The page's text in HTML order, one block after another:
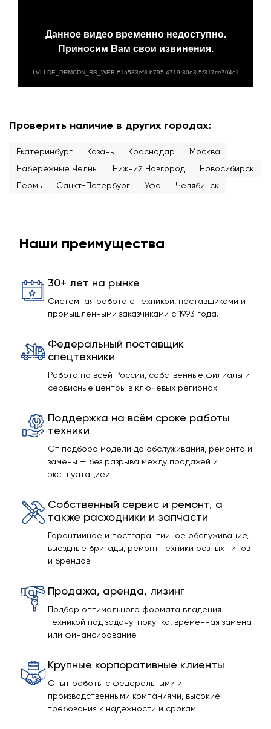
Проверить наличие в других городах:
Екатеринбург Казань Краснодар
Москва
Набережные Челны
Нижний Новгород
Новосибирск
Пермь
Санкт-Петербург Уфа Челябинск
Наши преимущества
30+ лет на рынке
Системная работа с техникой, поставщиками и
промышленными заказчиками с 1993 года.
Федеральный поставщик
спецтехники
Работа по всей России, собственные филиалы и
сервисные центры в ключевых регионах.
Поддержка на всём сроке работы
техники
От подбора модели до обслуживания, ремонта и
замены — без разрыва между продажей и
эксплуатацией.
Собственный сервис и ремонт, а
также расходники и запчасти
Гарантийное и постгарантийное обслуживание,
выездные бригады, ремонт техники разных типов
и брендов.
Продажа, аренда, лизинг
Подбор оптимального формата владения
техникой под задачу: покупка, временная замена
или финансирование.
Крупные корпоративные клиенты
Опыт работы с федеральными и
производственными компаниями, высокие
требования к надежности и срокам.